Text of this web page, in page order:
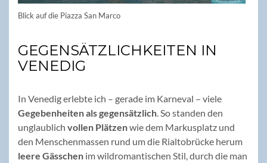
Blick auf die Piazza San Marco
GEGENSÄTZLICHKEITEN IN
VENEDIG
In Venedig erlebte ich – gerade im Karneval – viele
Gegebenheiten als gegensätzlich . So standen den
unglaublich vollen Plätzenwie dem Markusplatz und
den Menschenmassen rund um die Rialtobrücke herum
leere Gässchen im wildromantischen Stil, durch die man